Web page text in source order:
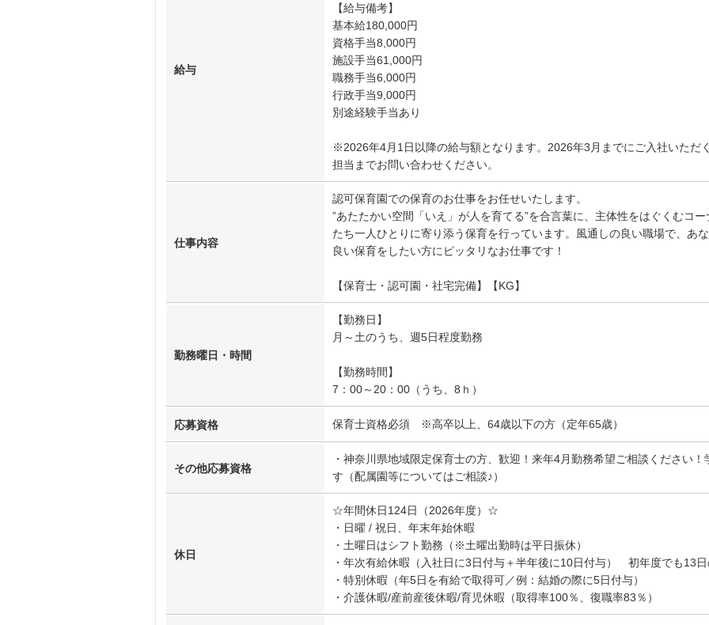
給与
【給与備考】
基本給180,000円
資格手当8,000円
施設手当61,000円
職務手当6,000円
行政手当9,000円
別途経験手当あり
※2026年4月1日以降の給与額となります。2026年3月までにご入社いただ
担当までお問い合わせください。
仕事内容
認可保育園での保育のお仕事をお任せいたします。
”あたたかい空間「いえ」が人を育てる”を合言葉に、主体性をはぐくむコ
たち一人ひとりに寄り添う保育を行っています。風通しの良い職場で、あ
良い保育をしたい方にピッタリなお仕事です！
【保育士・認可園・社宅完備】【KG】
勤務曜日・時間
【勤務日】
月～土のうち、週5日程度勤務
【勤務時間】
7：00～20：00（うち、8ｈ）
応募資格 保育士資格必須 ※高卒以上、64歳以下の方（定年65歳）
その他応募資格
・神奈川県地域限定保育士の方、歓迎！来年4月勤務希望ご相談ください
す（配属園等についてはご相談♪）
休日
☆年間休日124日（2026年度）☆
・日曜 / 祝日、年末年始休暇
・土曜日はシフト勤務（※土曜出勤時は平日振休）
・年次有給休暇（入社日に3日付与＋半年後に10日付与） 初年度でも13
・特別休暇（年5日を有給で取得可／例：結婚の際に5日付与）
・介護休暇/産前産後休暇/育児休暇（取得率100％、復職率83％）